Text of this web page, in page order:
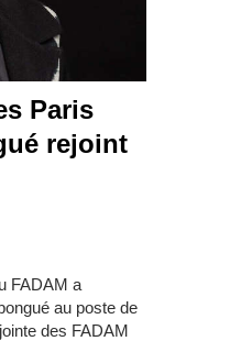
Paris
rejoint
FADAM a
au poste de
des FADAM